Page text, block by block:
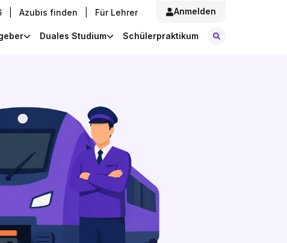
Azubis finden Für Lehrer Anmelden
Duales Studium Schülerpraktikum